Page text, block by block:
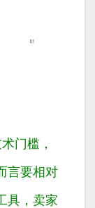
门槛，
言要相对
具，卖家